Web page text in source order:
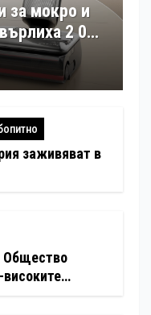
за мокро и
2 000
мащаб
заживяват в
Общество
високите